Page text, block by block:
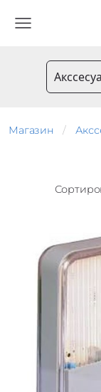
Магазин